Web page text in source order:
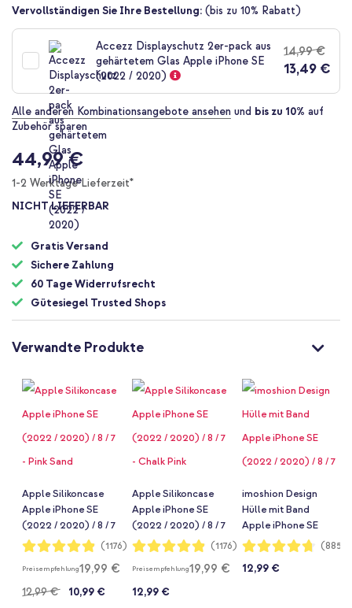
springen
Vervollständigen Sie Ihre Bestellung: (bis zu 10% Rabatt)
Accezz Displayschutz 2er-pack aus
gehärtetem Glas Apple iPhone SE
(2022 / 2020)
14,99 €
13,49 €
Alle anderen Kombinationsangebote ansehen und bis zu 10% auf
Zubehör sparen
44,99 €
1-2 Werktage Lieferzeit*
NICHT LIEFERBAR
Gratis Versand
Sichere Zahlung
60 Tage Widerrufsrecht
Gütesiegel Trusted Shops
Verwandte Produkte
Apple Silikoncase
Apple iPhone SE
(2022 / 2020) / 8 / 7
- Pink Sand
Bewertung:
97%
(1176)
Preisempfehlung19,99 €
12,99 € 10,99 €
Apple Silikoncase
Apple iPhone SE
(2022 / 2020) / 8 / 7
- Chalk Pink
Bewertung:
97%
(1176)
Preisempfehlung19,99 €
12,99 €
imoshion Design
Hülle mit Band
Apple iPhone SE
(2022 / 2020) / 8 / 7
Watercolor
Bewertung:
94%
(885)
12,99 €